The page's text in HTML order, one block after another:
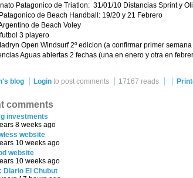
Patagonico de Triatlon: 31/01/10 Distancias Sprint y
de Beach Handball: 19/20 y 21 Febrero
de Beach Voley
3 playero
Open Windsurf 2º edicion (a confirmar primer
Aguas abiertas 2 fechas (una en enero y otra en
blog Login to post comments 17167 reads
comments
investments
8 weeks ago
website
10 weeks ago
website
10 weeks ago
Diario El Chubut